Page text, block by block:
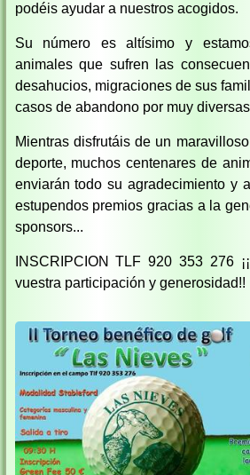
podéis ayudar a nuestros acogidos.
Su número es altísimo y
animales que sufren las
desahucios, migraciones de sus
casos de abandono por muy
Mientras disfrutáis de un
deporte, muchos centenares de
enviarán todo su agradecimiento y
estupendos premios gracias a la
sponsors...
INSCRIPCION TLF 920 353 276
vuestra participación y generosidad!!